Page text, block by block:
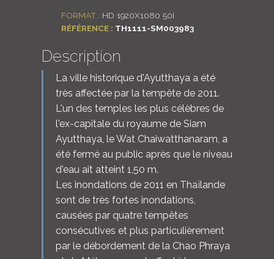
FORMAT : HD 1920X1080 50I
RÉFÉRENCE : TH1111-SM003983
Description
La ville historique d'Ayutthaya a été
très affectée par la tempête de 2011.
L'un des temples les plus célèbres de
l'ex-capitale du royaume de Siam
Ayutthaya, le Wat Chaiwatthanaram, a
été fermé au public après que le niveau
d'eau ait atteint 1,50 m.
Les inondations de 2011 en Thaïlande
sont de très fortes inondations,
causées par quatre tempêtes
consécutives et plus particulièrement
par le débordement de la Chao Phraya